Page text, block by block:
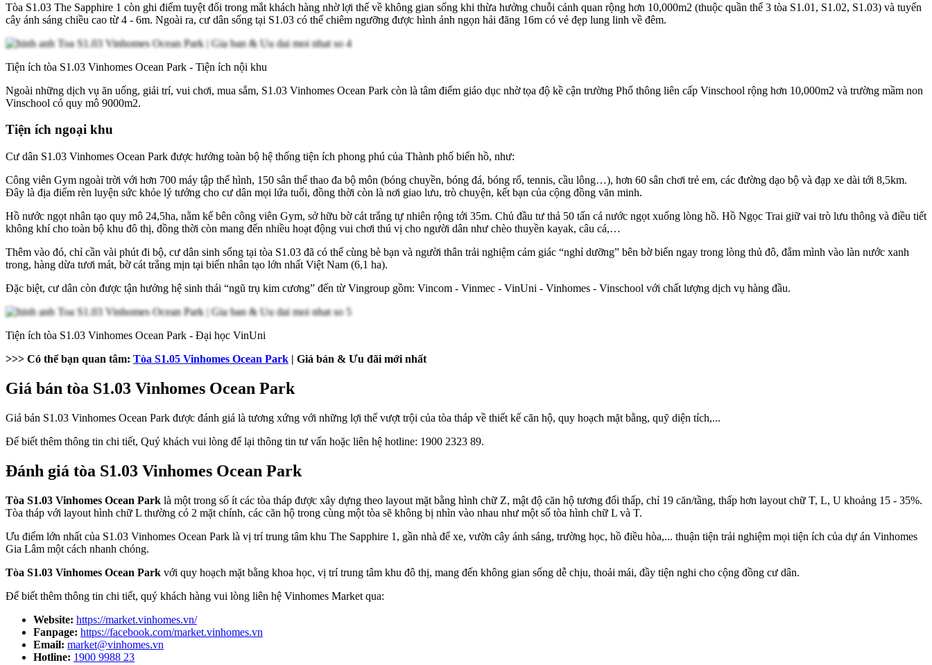
Tòa S1.03 The Sapphire 1 còn ghi điểm tuyệt đối trong mắt khách hàng nhờ lợi thế về không gian sống khi thừa hưởng chuỗi cảnh quan rộng hơn 10,000m2 (thuộc quần thể 3 tòa S1.01, S1.02, S1.03) và tuyến
cây ánh sáng chiều cao từ 4 - 6m. Ngoài ra, cư dân sống tại S1.03 có thể chiêm ngưỡng được hình ảnh ngọn hải đăng 16m có vẻ đẹp lung linh về đêm.
Tiện ích tòa S1.03 Vinhomes Ocean Park - Tiện ích nội khu
Ngoài những dịch vụ ăn uống, giải trí, vui chơi, mua sắm, S1.03 Vinhomes Ocean Park còn là tâm điểm giáo dục nhờ tọa độ kề cận trường Phổ thông liên cấp Vinschool rộng hơn 10,000m2 và trường mầm non
Vinschool có quy mô 9000m2.
Tiện ích ngoại khu
Cư dân S1.03 Vinhomes Ocean Park được hưởng toàn bộ hệ thống tiện ích phong phú của Thành phố biển hồ, như:
Công viên Gym ngoài trời với hơn 700 máy tập thể hình, 150 sân thể thao đa bộ môn (bóng chuyền, bóng đá, bóng rổ, tennis, cầu lông…), hơn 60 sân chơi trẻ em, các đường dạo bộ và đạp xe dài tới 8,5km.
Đây là địa điểm rèn luyện sức khỏe lý tưởng cho cư dân mọi lứa tuổi, đồng thời còn là nơi giao lưu, trò chuyện, kết bạn của cộng đồng văn minh.
Hồ nước ngọt nhân tạo quy mô 24,5ha, nằm kế bên công viên Gym, sở hữu bờ cát trắng tự nhiên rộng tới 35m. Chủ đầu tư thả 50 tấn cá nước ngọt xuống lòng hồ. Hồ Ngọc Trai giữ vai trò lưu thông và điều tiết
không khí cho toàn bộ khu đô thị, đồng thời còn mang đến nhiều hoạt động vui chơi thú vị cho người dân như chèo thuyền kayak, câu cá,…
Thêm vào đó, chỉ cần vài phút đi bộ, cư dân sinh sống tại tòa S1.03 đã có thể cùng bè bạn và người thân trải nghiệm cảm giác “nghỉ dưỡng” bên bờ biển ngay trong lòng thủ đô, đắm mình vào làn nước xanh
trong, hàng dừa tươi mát, bờ cát trắng mịn tại biển nhân tạo lớn nhất Việt Nam (6,1 ha).
Đặc biệt, cư dân còn được tận hưởng hệ sinh thái “ngũ trụ kim cương” đến từ Vingroup gồm: Vincom - Vinmec - VinUni - Vinhomes - Vinschool với chất lượng dịch vụ hàng đầu.
Tiện ích tòa S1.03 Vinhomes Ocean Park - Đại học VinUni
>>> Có thể bạn quan tâm: Tòa S1.05 Vinhomes Ocean Park | Giá bán & Ưu đãi mới nhất
Giá bán tòa S1.03 Vinhomes Ocean Park
Giá bán S1.03 Vinhomes Ocean Park được đánh giá là tương xứng với những lợi thế vượt trội của tòa tháp về thiết kế căn hộ, quy hoạch mặt bằng, quỹ diện tích,...
Để biết thêm thông tin chi tiết, Quý khách vui lòng để lại thông tin tư vấn hoặc liên hệ hotline: 1900 2323 89.
Đánh giá tòa S1.03 Vinhomes Ocean Park
Tòa S1.03 Vinhomes Ocean Park là một trong số ít các tòa tháp được xây dựng theo layout mặt bằng hình chữ Z, mật độ căn hộ tương đối thấp, chỉ 19 căn/tầng, thấp hơn layout chữ T, L, U khoảng 15 - 35%.
Tòa tháp với layout hình chữ L thường có 2 mặt chính, các căn hộ trong cùng một tòa sẽ không bị nhìn vào nhau như một số tòa hình chữ L và T.
Ưu điểm lớn nhất của S1.03 Vinhomes Ocean Park là vị trí trung tâm khu The Sapphire 1, gần nhà để xe, vườn cây ánh sáng, trường học, hồ điều hòa,... thuận tiện trải nghiệm mọi tiện ích của dự án Vinhomes
Gia Lâm một cách nhanh chóng.
Tòa S1.03 Vinhomes Ocean Park với quy hoạch mặt bằng khoa học, vị trí trung tâm khu đô thị, mang đến không gian sống dễ chịu, thoải mái, đầy tiện nghi cho cộng đồng cư dân.
Để biết thêm thông tin chi tiết, quý khách hàng vui lòng liên hệ Vinhomes Market qua:
Website: https://market.vinhomes.vn/
Fanpage: https://facebook.com/market.vinhomes.vn
Email: market@vinhomes.vn
Hotline: 1900 9988 23